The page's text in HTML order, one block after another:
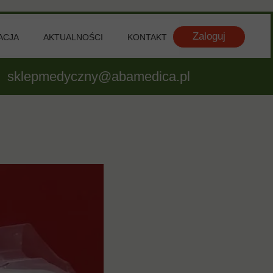
sklepmedyczny@abamedica.pl
Zaloguj
AKTUALNOŚCI KONTAKT